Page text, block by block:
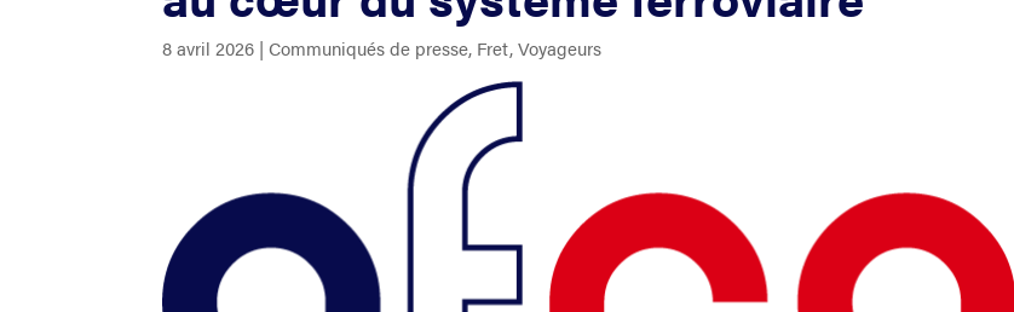
8 avril 2026 |Communiqués de presse, Fret,Voyageurs